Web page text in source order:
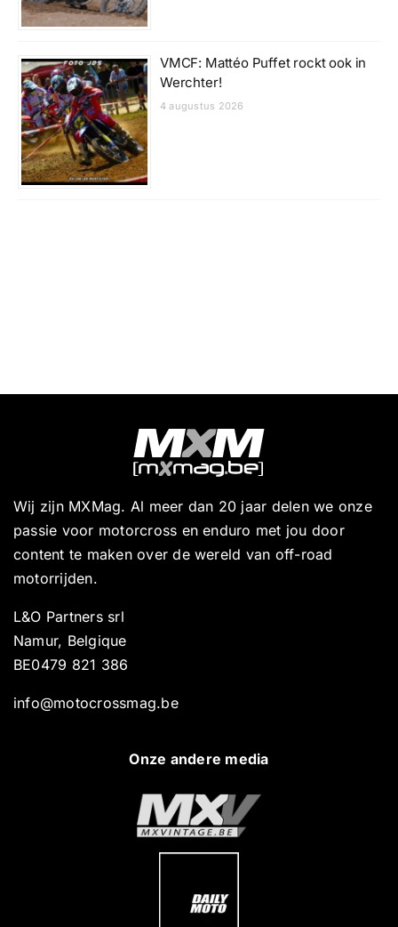
VMCF: Mattéo Puffet rockt ook in
Werchter!
4 augustus 2026
Wij zijn MXMag. Al meer dan 20 jaar delen we onze
passie voor motorcross en enduro met jou door
content te maken over de wereld van off-road
motorrijden.
L&O Partners srl
Namur, Belgique
BE0479 821 386
info@motocrossmag.be
Onze andere media